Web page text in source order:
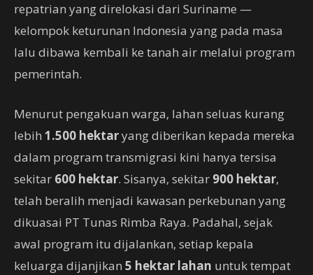
repatrian yang direlokasi dari Suriname —
kelompok keturunan Indonesia yang pada masa
lalu dibawa kembali ke tanah air melalui program
pemerintah.
Menurut pengakuan warga, lahan seluas kurang
lebih 1.500 hektaryang diberikan kepada mereka
dalam program transmigrasi kini hanya tersisa
sekitar 600 hektar. Sisanya, sekitar 900 hektar,
telah beralih menjadi kawasan perkebunan yang
dikuasai PT Tunas Rimba Raya. Padahal, sejak
awal program itu dijalankan, setiap kepala
keluarga dijanjikan 5 hektar lahan untuk tempat